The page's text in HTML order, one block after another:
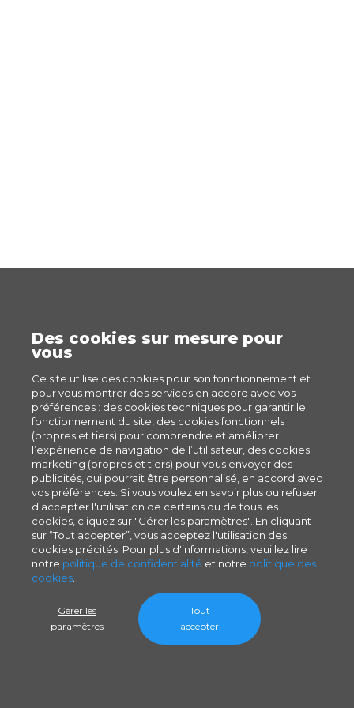
Des cookies sur mesure pour
vous
Ce site utilise des cookies pour son fonctionnement et
pour vous montrer des services en accord avec vos
préférences : des cookies techniques pour garantir le
fonctionnement du site, des cookies fonctionnels
(propres et tiers) pour comprendre et améliorer
l’expérience de navigation de l’utilisateur, des cookies
marketing (propres et tiers) pour vous envoyer des
publicités, qui pourrait être personnalisé, en accord avec
vos préférences. Si vous voulez en savoir plus ou refuser
d'accepter l'utilisation de certains ou de tous les
cookies, cliquez sur "Gérer les paramètres". En cliquant
sur “Tout accepter”, vous acceptez l'utilisation des
cookies précités. Pour plus d'informations, veuillez lire
notre politique de confidentialité et notre politique des
cookies
Gérer les
paramètres
Tout
accepter